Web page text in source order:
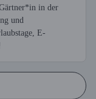
in der
und
E-